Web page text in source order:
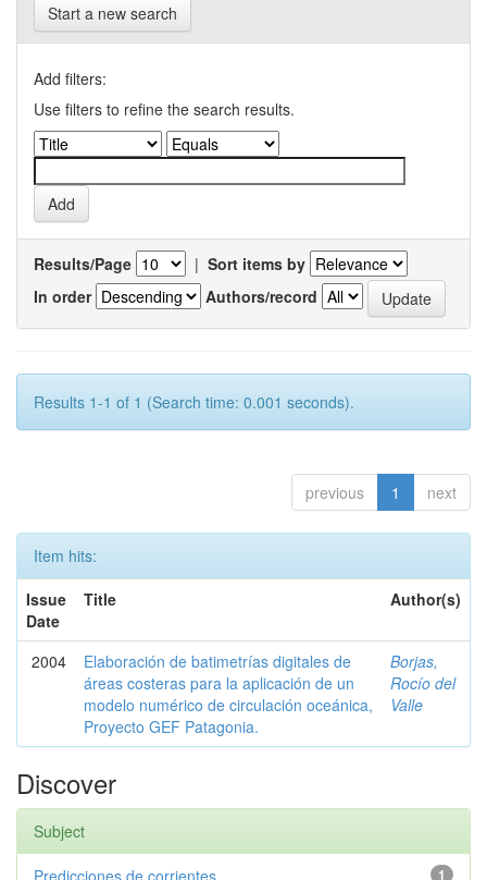
Start a new search
Add filters:
Use filters to refine the search results.
Results/Page | Sort items by
In order
Authors/record
Results 1-1 of 1 (Search time: 0.001 seconds).
previous 1 next
Item hits:
Issue
Date
Title Author(s)
2004
Elaboración de batimetrías digitales de
áreas costeras para la aplicación de un
modelo numérico de circulación oceánica,
Proyecto GEF Patagonia.
Borjas,
Rocío del
Valle
Discover
Subject
1
Predicciones de corrientes